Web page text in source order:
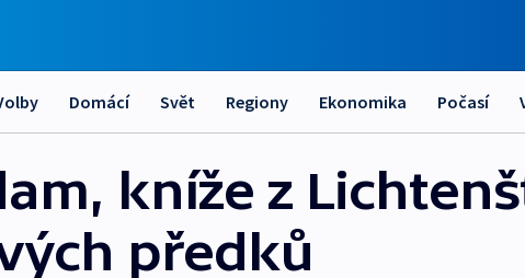
Domácí Svět Regiony Ekonomika Počasí
kníže z
předků